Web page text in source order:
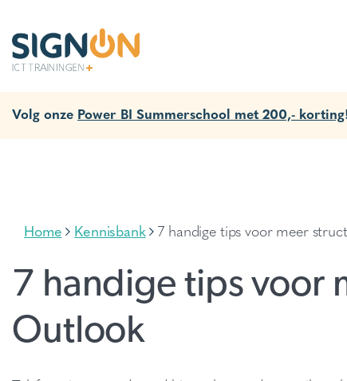
Volg onze Power BI Summerschool met 200,- korting
Home Kennisbank 7 handige tips voor meer
7 handige tips voor
Outlook